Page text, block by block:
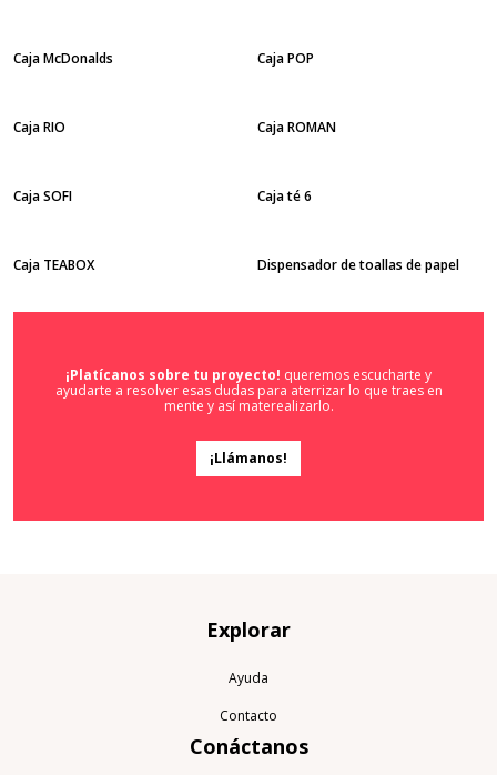
Caja McDonalds Caja POP
Caja RIO Caja ROMAN
Caja SOFI Caja té 6
Caja TEABOX Dispensador de toallas de papel
¡Platícanos sobre tu proyecto! queremos escucharte y
ayudarte a resolver esas dudas para aterrizar lo que traes en
mente y así materealizarlo.
¡Llámanos!
Explorar
Ayuda
Contacto
Conáctanos